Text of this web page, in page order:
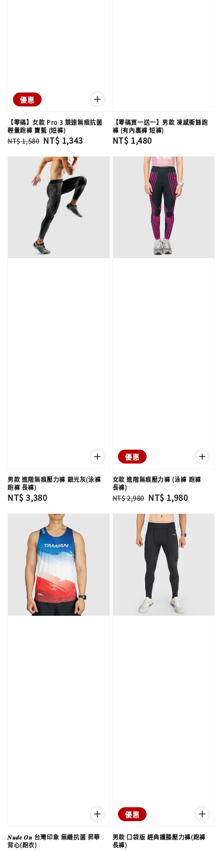
優惠
【零碼】女款 Pro 3 競速無痕抗菌
輕量跑褲 寶藍 (短褲)
Regular
NT$ 1,580 Sale
NT$ 1,343
【零碼買一送一】男款 凍感衝鋒跑
褲 (有內裏褲 短褲)
Regular
NT$ 1,480
男款 進階無痕壓力褲 銀光灰(泳褲
跑褲 長褲)
Regular
NT$ 3,380
優惠
女款 進階無痕壓力褲 (泳褲 跑褲
長褲)
Regular
NT$ 2,980 Sale
NT$ 1,980
𝑵𝒖𝒅𝒆 𝑶𝒏 台灣印象 無縫抗菌 昇華
背心(跑衣)
優惠
男款 口袋版 經典護膝壓力褲(跑褲
長褲)